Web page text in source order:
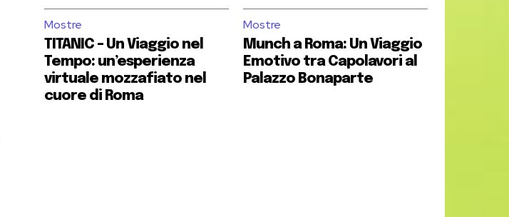
Mostre
TITANIC – Un Viaggio nel
Tempo: un’esperienza
virtuale mozzafiato nel
cuore di Roma
Mostre
Munch a Roma: Un Viaggio
Emotivo tra Capolavori al
Palazzo Bonaparte